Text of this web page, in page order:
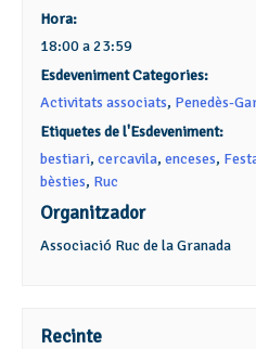
Hora:
18:00 a 23:59
Esdeveniment Categories:
Activitats associats, Penedès-
Etiquetes de l'Esdeveniment:
bestiari,cercavila,enceses,
bèsties, Ruc
Organitzador
Associació Ruc de la Granada
Recinte